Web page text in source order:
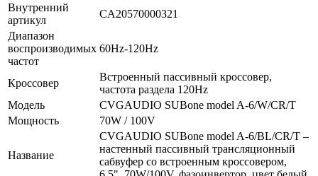
Внутренний
артикул
CA20570000321
Диапазон
воспроизводимых
частот
60Hz-120Hz
Кроссовер
Встроенный пассивный кроссовер,
частота раздела 120Hz
Модель
CVGAUDIO SUBone model A-6/W/CR/T
Мощность
70W / 100V
Название
CVGAUDIO SUBone model A-6/BL/CR/T –
настенный пассивный трансляционный
сабвуфер cо встроенным кроссовером,